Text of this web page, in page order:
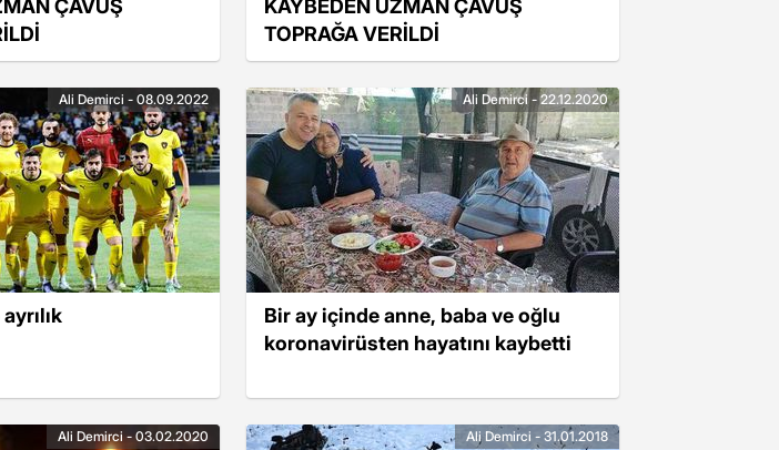
ÇAVUŞ
KAYBEDEN UZMAN ÇAVUŞ
TOPRAĞA VERİLDİ
Ali Demirci - 08.09.2022
Bir ay içinde anne, baba ve oğlu
koronavirüsten hayatını kaybetti
Ali Demirci - 22.12.2020
Ali Demirci - 03.02.2020 Ali Demirci - 31.01.2018